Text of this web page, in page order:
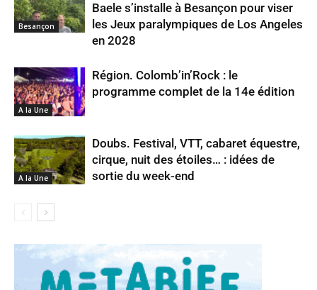
Besançon
Baele s’installe à Besançon pour viser
les Jeux paralympiques de Los Angeles
en 2028
A la Une
Région. Colomb’in’Rock : le
programme complet de la 14e édition
A la Une
Doubs. Festival, VTT, cabaret équestre,
cirque, nuit des étoiles… : idées de
sortie du week-end